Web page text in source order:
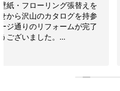
1年前に壁紙の施工をしてい
で、今回は天窓のブラインド
ブラインドにするかロールス
談から始まり、何通りかのプ
いた上で、最終的には電動で
これで早朝の眩しさや、夏場